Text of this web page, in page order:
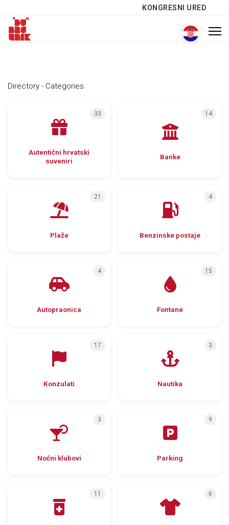
KONGRESNI URED
Directory - Categories
Autentični hrvatski
suveniri
33
Banke
14
Plaže
21
Benzinske postaje
4
Autopraonica
4
Fontane
15
Konzulati
17
Nautika
3
Noćni klubovi
3
Parking
9
11 6